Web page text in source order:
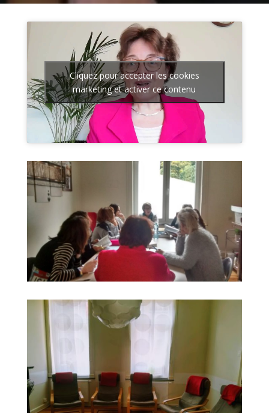
Cliquez pour accepter les cookies
marketing et activer ce contenu